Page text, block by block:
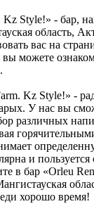
Kz Style!» - бар,
область,
вас на
вы можете
Kz Style!» -
У нас вы
различных
и
в бар «Orleu
хорошо время!